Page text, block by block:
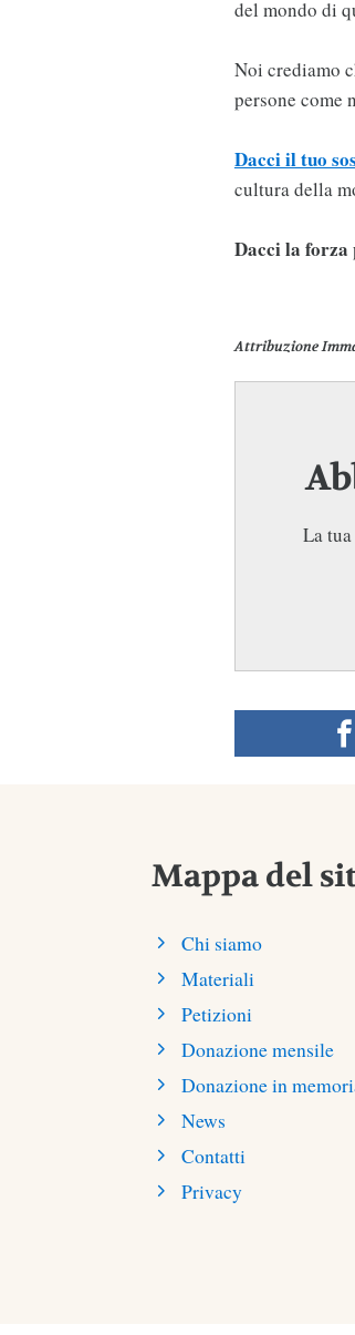
del mondo di
Noi crediamo
persone come
Dacci il tuo
cultura della
Dacci la forza
Attribuzione
La
Mappa del
Chi siamo
Materiali
Petizioni
Donazione mensile
Donazione in
News
Contatti
Privacy